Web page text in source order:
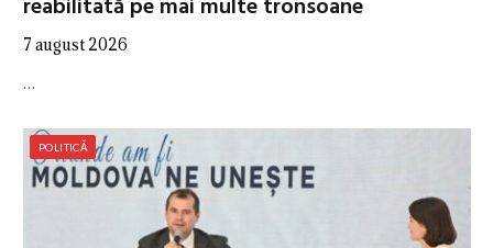
reabilitată pe mai multe tronsoane
7 august 2026
…
POLITICĂ